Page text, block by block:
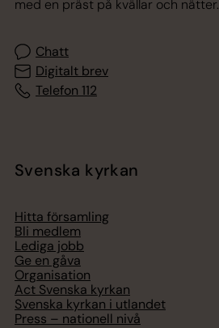
med en präst på kvällar och nätter.
Chatt
Digitalt brev
Telefon 112
Svenska kyrkan
Hitta församling
Bli medlem
Lediga jobb
Ge en gåva
Organisation
Act Svenska kyrkan
Svenska kyrkan i utlandet
Press – nationell nivå